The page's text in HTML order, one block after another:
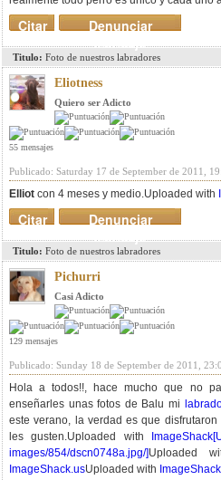
Denunciar
mensaje
Citar
Titulo: Foto de nuestros labradores
Eliotness
Quiero ser Adicto
55 mensajes
Publicado: Saturday 17 de September de 2011,
Elliot con 4 meses y medio.Uploaded with
Denunciar
mensaje
Citar
Titulo: Foto de nuestros labradores
Pichurri
Casi Adicto
129 mensajes
Publicado: Sunday 18 de September de 2011,
Hola a todos!!, hace mucho que no
enseñarles unas fotos de Balu mi
este verano, la verdad es que
les gusten.Uploaded with
images/854/dscn0748a.jpg/]Uploaded
ImageShack.usUploaded with